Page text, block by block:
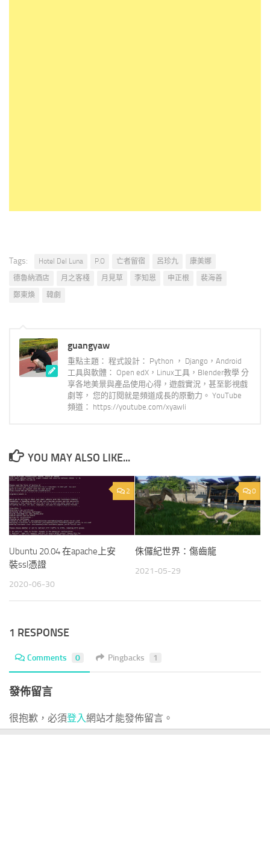
Tags: Hotel Del Luna P.O 亡者留宿 呂珍九
康美娜
德魯納酒店
月之客棧 月見草 李知恩 申正根
裴海善
鄭東煥
韓劇
guangyaw
重點主題： 程式設計： Python ， Django，Android
工具與軟體： Open edX，Linux工具，Blender教學 分
享各地美景與產品使用心得，遊戲實況，甚至影視戲
劇等， 您的訂閱就是頻道成長的原動力。 YouTube
頻道： https://youtube.com/xyawli
YOU MAY ALSO LIKE...
2
Ubuntu 20.04 在apache上安
裝ssl憑證
2020-06-30
0
侏儸紀世界：傷齒龍
2021-05-29
1 RESPONSE
Comments 0 Pingbacks 1
發佈留言
很抱歉，必須登入網站才能發佈留言。